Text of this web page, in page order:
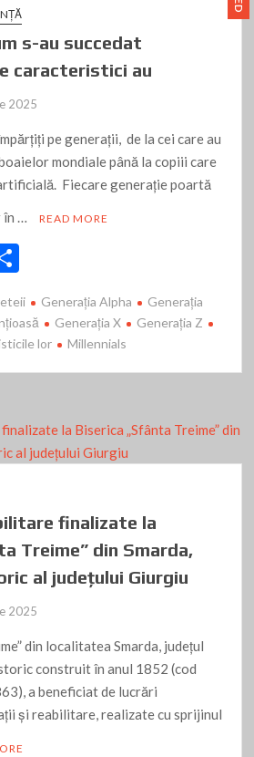
s-au succedat
caracteristici au
2025
pe generații, de la cei care au
mondiale până la copiii care
Fiecare generație poartă
în …
READ MORE
ta
je
az
Generația Alpha
Generația
Generația X
Generația Z
lor
Millennials
finalizate la
Treime” din Smarda,
al județului Giurgiu
2025
din localitatea Smarda, județul
construit în anul 1852 (cod
a beneficiat de lucrări
și reabilitare, realizate cu sprijinul